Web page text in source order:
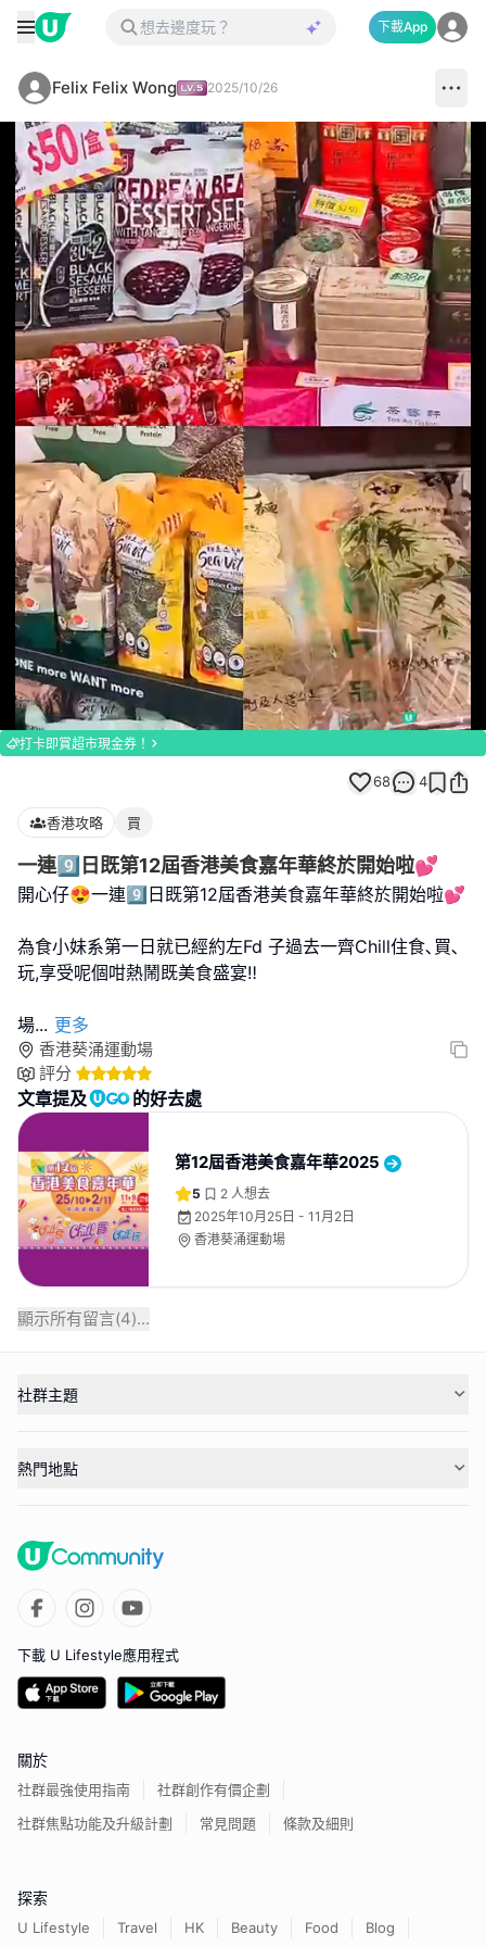
下載App
Felix Felix Wong 2025/10/26
83.72%
Unmute
打卡即賞超市現金券！
68 4
香港攻略 買
一連9️⃣日既第12屆香港美食嘉年華終於開始啦💕
開心仔😍一連9️⃣日既第12屆香港美食嘉年華終於開始啦💕
為食小妹系第一日就已經約左Fd 子過去一齊Chill住食､買､
玩,享受呢個咁熱鬧既美食盛宴‼️
場... 更多
香港葵涌運動場
評分
文章提及 的好去處
第12屆香港美食嘉年華2025
5 2 人想去
2025年10月25日 - 11月2日
香港葵涌運動場
顯示所有留言(4)...
社群主題
熱門地點
下載 U Lifestyle應用程式
關於
社群最強使用指南
社群創作有價企劃
社群焦點功能及升級計劃
常見問題 條款及細則
探索
U Lifestyle Travel HK Beauty Food Blog